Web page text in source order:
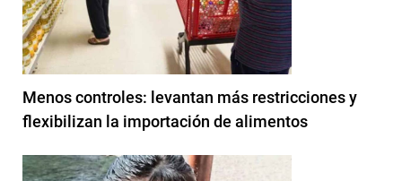
Menos controles: levantan más restricciones y
flexibilizan la importación de alimentos